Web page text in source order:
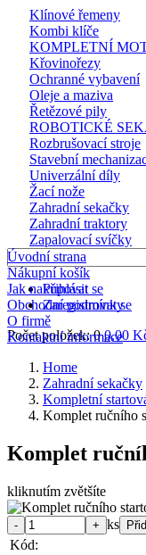
Klínové řemeny
Kombi klíče
KOMPLETNÍ
Křovinořezy
Ochranné vybavení
Oleje a maziva
Řetězové pily
ROBOTICKÉ
Rozbrušovací stroje
Stavební
Univerzální díly
Žací nože
Zahradní sekačky
Zahradní traktory
Zapalovací svíčky
Přihlásit se
Zaregistrovat se
Počet položek: 0 0,00
Úvodní strana
Nákupní košík
Jak nakupovat
Obchodní podmínky
O firmě
Kontaktní informace
Home
Zahradní sekačky
Kompletní
Komplet ručního
Komplet
kliknutím zvětšíte
ks
Kód: